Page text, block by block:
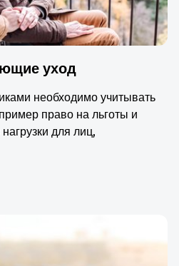
уход
необходимо учитывать
право на льготы и
для лиц,